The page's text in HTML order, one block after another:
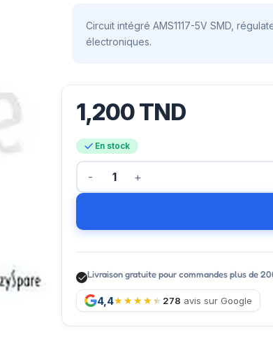
Circuit intégré AMS1117-5V SMD,
électroniques.
1,200TND
En stock
Livraison gratuite pour commandes plus de
4,4 278 avis sur Google